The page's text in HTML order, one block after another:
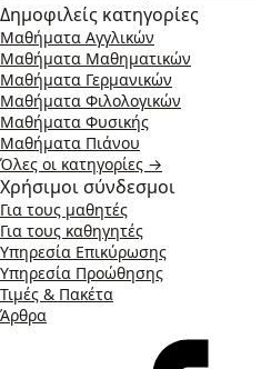
Δημοφιλείς κατηγορίες
Μαθήματα Αγγλικών
Μαθήματα Μαθηματικών
Μαθήματα Γερμανικών
Μαθήματα Φιλολογικών
Μαθήματα Φυσικής
Μαθήματα Πιάνου
Όλες οι κατηγορίες →
Χρήσιμοι σύνδεσμοι
Για τους μαθητές
Για τους καθηγητές
Υπηρεσία Επικύρωσης
Υπηρεσία Προώθησης
Τιμές & Πακέτα
Άρθρα